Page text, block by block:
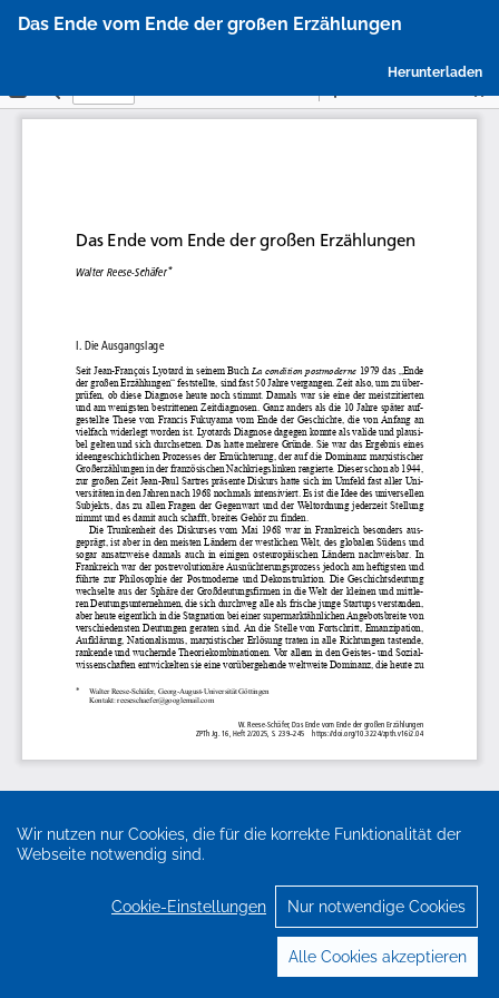
Wir nutzen nur Cookies, die für die korrekte Funktionalität der
Webseite notwendig sind.
Cookie-Einstellungen Nur notwendige Cookies
Alle Cookies akzeptieren
Artikeldetails
Das Ende vom Ende der großen Erzählungen
Herunterladen